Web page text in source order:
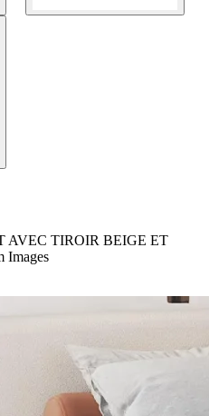
AVEC TIROIR BEIGE ET
Images